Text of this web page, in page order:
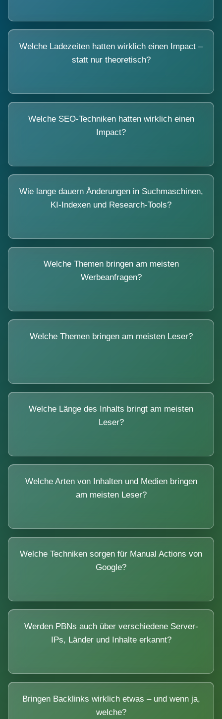
Welche Ladezeiten hatten wirklich einen Impact –
statt nur theoretisch?
Welche SEO-Techniken hatten wirklich einen
Impact?
Wie lange dauern Änderungen in Suchmaschinen,
KI-Indexen und Research-Tools?
Welche Themen bringen am meisten
Werbeanfragen?
Welche Themen bringen am meisten Leser?
Welche Länge des Inhalts bringt am meisten
Leser?
Welche Arten von Inhalten und Medien bringen
am meisten Leser?
Welche Techniken sorgen für Manual Actions von
Google?
Werden PBNs auch über verschiedene Server-
IPs, Länder und Inhalte erkannt?
Bringen Backlinks wirklich etwas – und wenn ja,
welche?